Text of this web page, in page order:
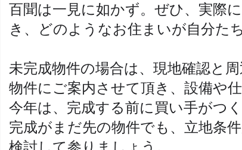
百聞は一見に如かず。ぜひ、実際
き、どのようなお住まいが自分た
未完成物件の場合は、現地確認と
物件にご案内させて頂き、設備や
今年は、完成する前に買い手がつ
完成がまだ先の物件でも、立地条